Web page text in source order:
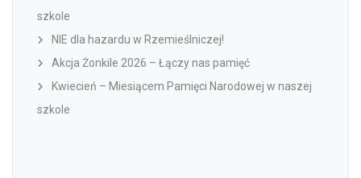
szkole
NIE dla hazardu w Rzemieślniczej!
Akcja Żonkile 2026 – Łączy nas pamięć
Kwiecień – Miesiącem Pamięci Narodowej w naszej
szkole